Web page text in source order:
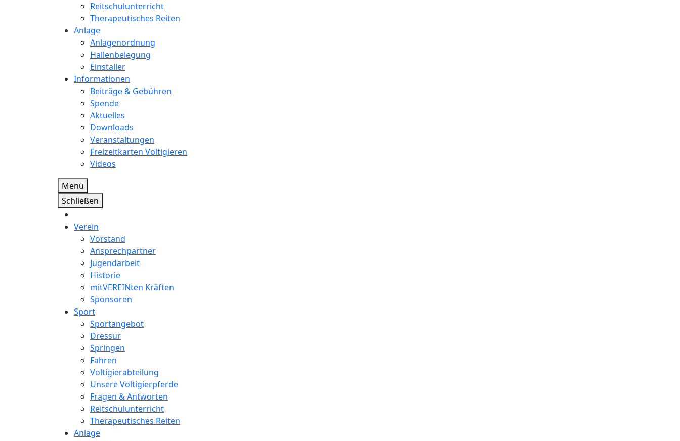
Reitschulunterricht
Therapeutisches Reiten
Anlage
Anlagenordnung
Hallenbelegung
Einstaller
Informationen
Beiträge & Gebühren
Spende
Aktuelles
Downloads
Veranstaltungen
Freizeitkarten Voltigieren
Videos
Menü
Schließen
Verein
Vorstand
Ansprechpartner
Jugendarbeit
Historie
mitVEREINten Kräften
Sponsoren
Sport
Sportangebot
Dressur
Springen
Fahren
Voltigierabteilung
Unsere Voltigierpferde
Fragen & Antworten
Reitschulunterricht
Therapeutisches Reiten
Anlage